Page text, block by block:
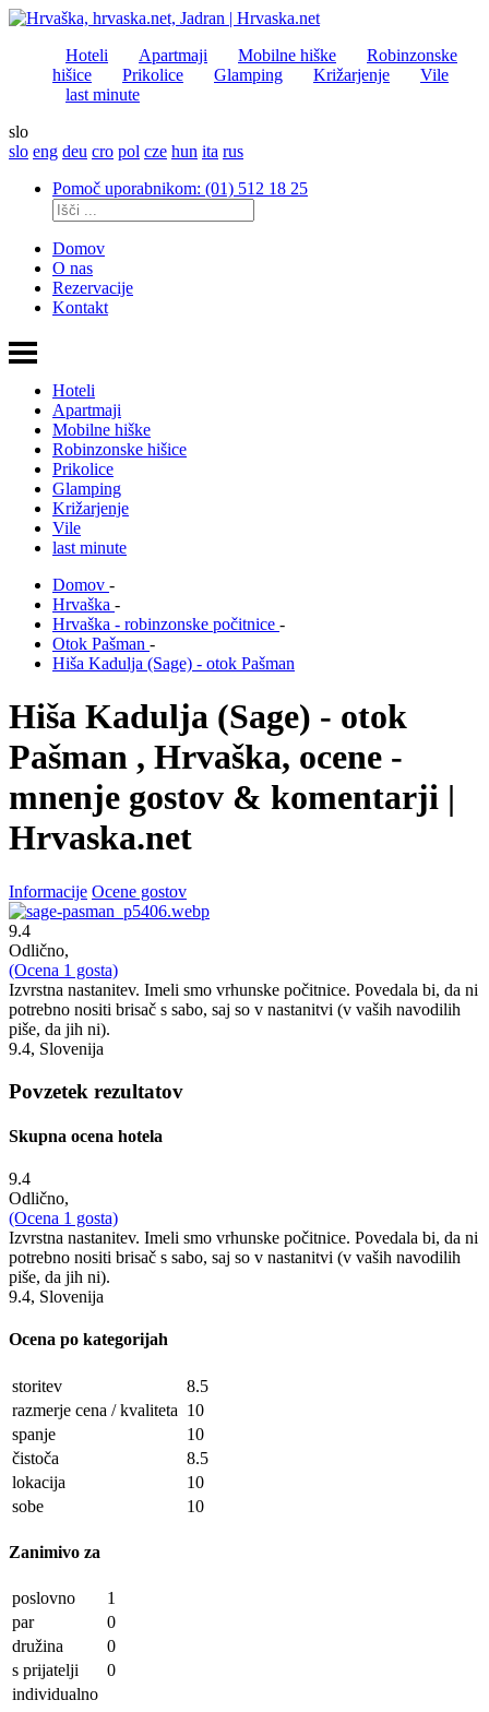
Hoteli Apartmaji Mobilne hiške
Robinzonske
hišice
Prikolice Glamping Križarjenje
Vile
last minute
slo
slo eng deu cro pol cze hun ita rus
Pomoč uporabnikom: (01) 512 18 25
Domov
O nas
Rezervacije
Kontakt
Hoteli
Apartmaji
Mobilne hiške
Robinzonske hišice
Prikolice
Glamping
Križarjenje
Vile
last minute
Domov -
Hrvaška -
Hrvaška - robinzonske počitnice -
Otok Pašman -
Hiša Kadulja (Sage) - otok Pašman
Hiša Kadulja (Sage) - otok
Pašman , Hrvaška, ocene -
mnenje gostov & komentarji |
Hrvaska.net
Informacije Ocene gostov
9.4
Odlično,
(Ocena 1 gosta)
Izvrstna nastanitev. Imeli smo vrhunske počitnice. Povedala bi, da ni
potrebno nositi brisač s sabo, saj so v nastanitvi (v vaših navodilih
piše, da jih ni).
9.4, Slovenija
Povzetek rezultatov
Skupna ocena hotela
9.4
Odlično,
(Ocena 1 gosta)
Izvrstna nastanitev. Imeli smo vrhunske počitnice. Povedala bi, da ni
potrebno nositi brisač s sabo, saj so v nastanitvi (v vaših navodilih
piše, da jih ni).
9.4, Slovenija
Ocena po kategorijah
storitev
8.5
razmerje cena / kvaliteta 10
spanje
10
čistoča
8.5
lokacija
10
sobe
10
Zanimivo za
poslovno
1
par
0
družina
0
s prijatelji
0
individualno